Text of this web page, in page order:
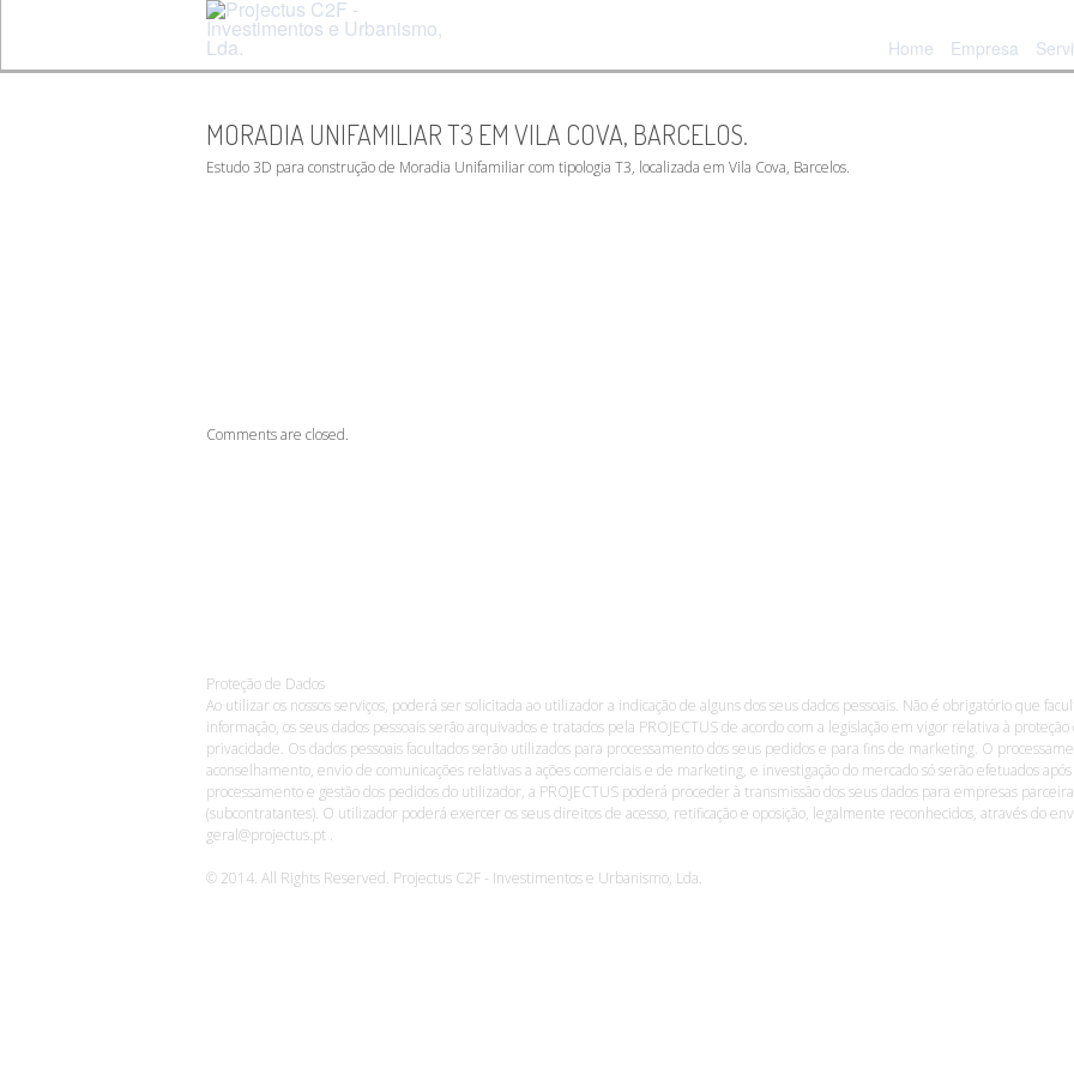
Home Empresa
MORADIA UNIFAMILIAR T3 EM VILA COVA, BARCELOS.
Estudo 3D para construção de Moradia Unifamiliar com tipologia T3, localizada em Vila Cova, Barcelos.
Comments are closed.
Proteção de Dados
Ao utilizar os nossos serviços, poderá ser solicitada ao utilizador a indicação de alguns dos seus dados pessoais. Não é obrigatório que
informação, os seus dados pessoais serão arquivados e tratados pela PROJECTUS de acordo com a legislação em vigor relativa à
privacidade. Os dados pessoais facultados serão utilizados para processamento dos seus pedidos e para fins de marketing. O
aconselhamento, envio de comunicações relativas a ações comerciais e de marketing, e investigação do mercado só serão efetuados
processamento e gestão dos pedidos do utilizador, a PROJECTUS poderá proceder à transmissão dos seus dados para empresas
(subcontratantes). O utilizador poderá exercer os seus direitos de acesso, retificação e oposição, legalmente reconhecidos, através do
geral@projectus.pt .
© 2014. All Rights Reserved. Projectus C2F - Investimentos e Urbanismo, Lda.